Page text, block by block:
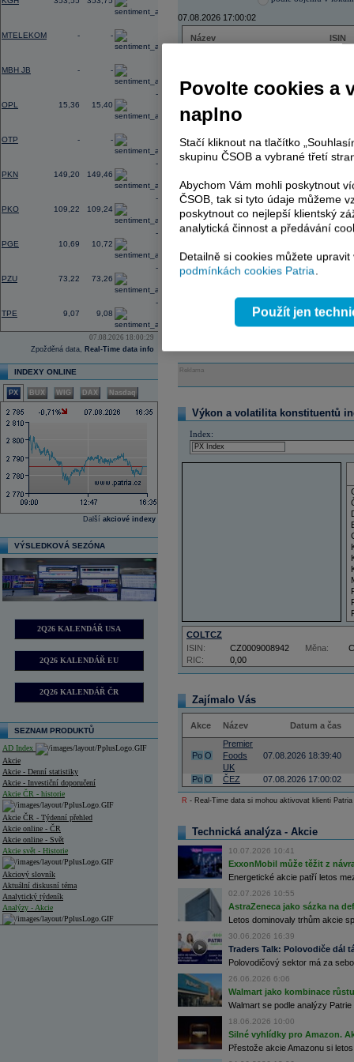
MTELEKOM - -
MBH JB - -
OPL 15,36 15,40
-0,36
OTP - -
PKN 149,20 149,46
-2,38
PKO 109,22 109,24
-0,60
PGE 10,69 10,72
-0,46
PZU 73,22 73,26
-0,22
TPE 9,07 9,08
-1,56
07.08.2026 18:00:29
Zpožděná data, Real-Time data info
INDEXY ONLINE
PX BUX WIG DAX Nasdaq
Další akciové indexy
VÝSLEDKOVÁ SEZÓNA
2Q26 KALENDÁŘ USA
2Q26 KALENDÁŘ EU
2Q26 KALENDÁŘ ČR
SEZNAM PRODUKTŮ
AD Index
Akcie
Akcie - Denní statistiky
Akcie - Investiční doporučení
Akcie ČR - historie
Akcie ČR - Týdenní přehled
Akcie online - ČR
Akcie online - Svět
Akcie svět - Historie
Akciový slovník
Aktuální diskusní téma
Analytický týdeník
Analýzy - Akcie
07.08.2026 17:00:02
Název
ISIN
ERSTE BANK
TMR
AD index - vývoj
Region
Reklama
Výkon a volatilita konstituentů
Index:
COLTCZ
RIC: 0,00
ISIN: CZ0009008942 Měna:
Zajímalo Vás
Akce Název Datum a čas
Po O
Premier
Foods
UK
07.08.2026 18:39:40
Po O ČEZ 07.08.2026 17:00:02
R - Real-Time data si mohou aktivovat klienti
Technická analýza - Akcie
10.07.2026 10:41
ExxonMobil může těžit z
Energetické akcie patří letos
02.07.2026 10:55
AstraZeneca jako sázka na
Letos dominovaly trhům akcie
30.06.2026 16:39
Traders Talk: Polovodiče dál
Polovodičový sektor má za
26.06.2026 6:06
Walmart jako kombinace
Walmart se podle analýzy
18.06.2026 10:00
Silné vyhlídky pro Amazon.
Přestože akcie Amazonu si
Povolte cookies a
naplno
Stačí kliknout na tlačítko
skupinu ČSOB a vybrané třetí
Abychom Vám mohli poskytnout
ČSOB, tak si tyto údaje můžeme
poskytnout co nejlepší klientský
analytická činnost a předávání
Detailně si cookies můžete
podmínkách cookies Patria.
Použít jen